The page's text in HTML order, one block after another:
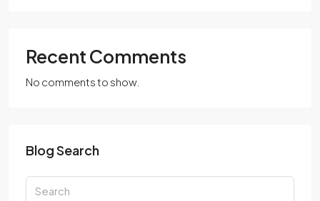
Recent Comments
No comments to show.
Blog Search